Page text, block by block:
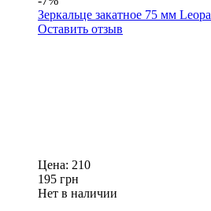
Зеркальце закатное 75 мм
Оставить отзыв
Цена: 210
195 грн
Нет в наличии